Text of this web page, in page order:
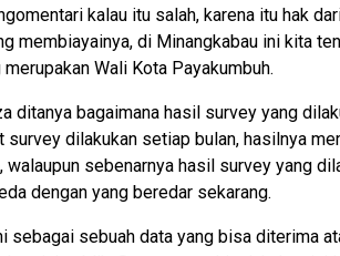
kalau itu salah, karena itu hak
membiayainya, di Minangkabau ini kita
Wali Kota Payakumbuh.
ditanya bagaimana hasil survey yang
survey dilakukan setiap bulan, hasilnya
walaupun sebenarnya hasil survey yang
dengan yang beredar sekarang.
sebagai sebuah data yang bisa diterima